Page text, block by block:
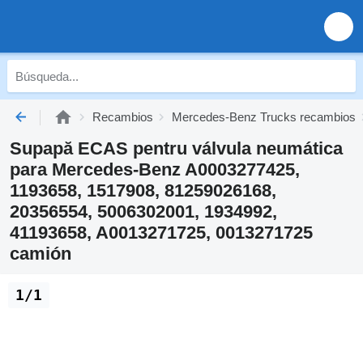
Recambios Mercedes-Benz Trucks recambios
Supapă ECAS pentru válvula neumática
para Mercedes-Benz A0003277425,
1193658, 1517908, 81259026168,
20356554, 5006302001, 1934992,
41193658, A0013271725, 0013271725
camión
1/1